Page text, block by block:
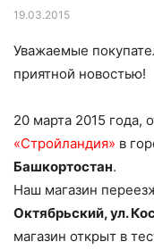
19.03.2015
Уважаемые
приятной новостью!
20 марта 2015 года,
«Стройландия» в
Башкортостан.
Наш магазин
Октябрьский, ул.
магазин открыт в